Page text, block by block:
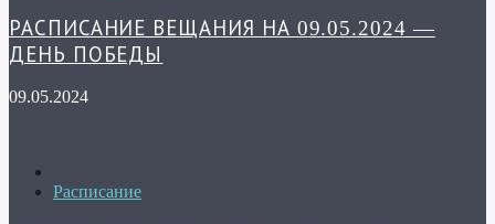
РАСПИСАНИЕ ВЕЩАНИЯ НА 09.05.2024 —
ДЕНЬ ПОБЕДЫ
09.05.2024
Расписание